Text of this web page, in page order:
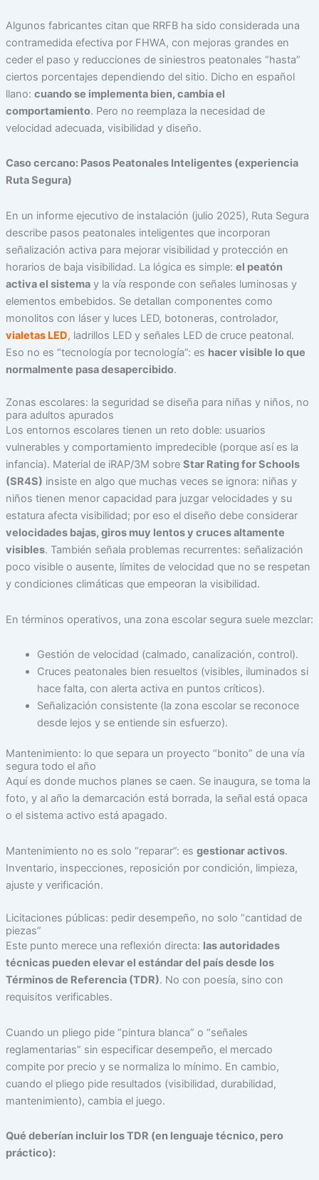
Algunos fabricantes citan que RRFB ha sido considerada una
contramedida efectiva por FHWA, con mejoras grandes en
ceder el paso y reducciones de siniestros peatonales “hasta”
ciertos porcentajes dependiendo del sitio. Dicho en español
llano: cuando se implementa bien, cambia el
comportamiento. Pero no reemplaza la necesidad de
velocidad adecuada, visibilidad y diseño.
Caso cercano: Pasos Peatonales Inteligentes (experiencia
Ruta Segura)
En un informe ejecutivo de instalación (julio 2025), Ruta Segura
describe pasos peatonales inteligentes que incorporan
señalización activa para mejorar visibilidad y protección en
horarios de baja visibilidad. La lógica es simple: el peatón
activa el sistemay la vía responde con señales luminosas y
elementos embebidos. Se detallan componentes como
monolitos con láser y luces LED, botoneras, controlador,
vialetas LED, ladrillos LED y señales LED de cruce peatonal.
Eso no es “tecnología por tecnología”: es hacer visible lo que
normalmente pasa desapercibido.
Zonas escolares: la seguridad se diseña para niñas y niños, no
para adultos apurados
Los entornos escolares tienen un reto doble: usuarios
vulnerables y comportamiento impredecible (porque así es la
infancia). Material de iRAP/3M sobre Star Rating for Schools
(SR4S) insiste en algo que muchas veces se ignora: niñas y
niños tienen menor capacidad para juzgar velocidades y su
estatura afecta visibilidad; por eso el diseño debe considerar
velocidades bajas, giros muy lentos y cruces altamente
visibles. También señala problemas recurrentes: señalización
poco visible o ausente, límites de velocidad que no se respetan
y condiciones climáticas que empeoran la visibilidad.
En términos operativos, una zona escolar segura suele mezclar:
Gestión de velocidad (calmado, canalización, control).
Cruces peatonales bien resueltos (visibles, iluminados si
hace falta, con alerta activa en puntos críticos).
Señalización consistente (la zona escolar se reconoce
desde lejos y se entiende sin esfuerzo).
Mantenimiento: lo que separa un proyecto “bonito” de una vía
segura todo el año
Aquí es donde muchos planes se caen. Se inaugura, se toma la
foto, y al año la demarcación está borrada, la señal está opaca
o el sistema activo está apagado.
Mantenimiento no es solo “reparar”: es gestionar activos.
Inventario, inspecciones, reposición por condición, limpieza,
ajuste y verificación.
Licitaciones públicas: pedir desempeño, no solo “cantidad de
piezas”
Este punto merece una reflexión directa: las autoridades
técnicas pueden elevar el estándar del país desde los
Términos de Referencia (TDR). No con poesía, sino con
requisitos verificables.
Cuando un pliego pide “pintura blanca” o “señales
reglamentarias” sin especificar desempeño, el mercado
compite por precio y se normaliza lo mínimo. En cambio,
cuando el pliego pide resultados (visibilidad, durabilidad,
mantenimiento), cambia el juego.
Qué deberían incluir los TDR (en lenguaje técnico, pero
práctico):